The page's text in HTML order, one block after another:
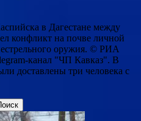
в Дагестане между
конфликт на почве личной
оружия. © РИА
канал "ЧП Кавказ". В
доставлены три человека с